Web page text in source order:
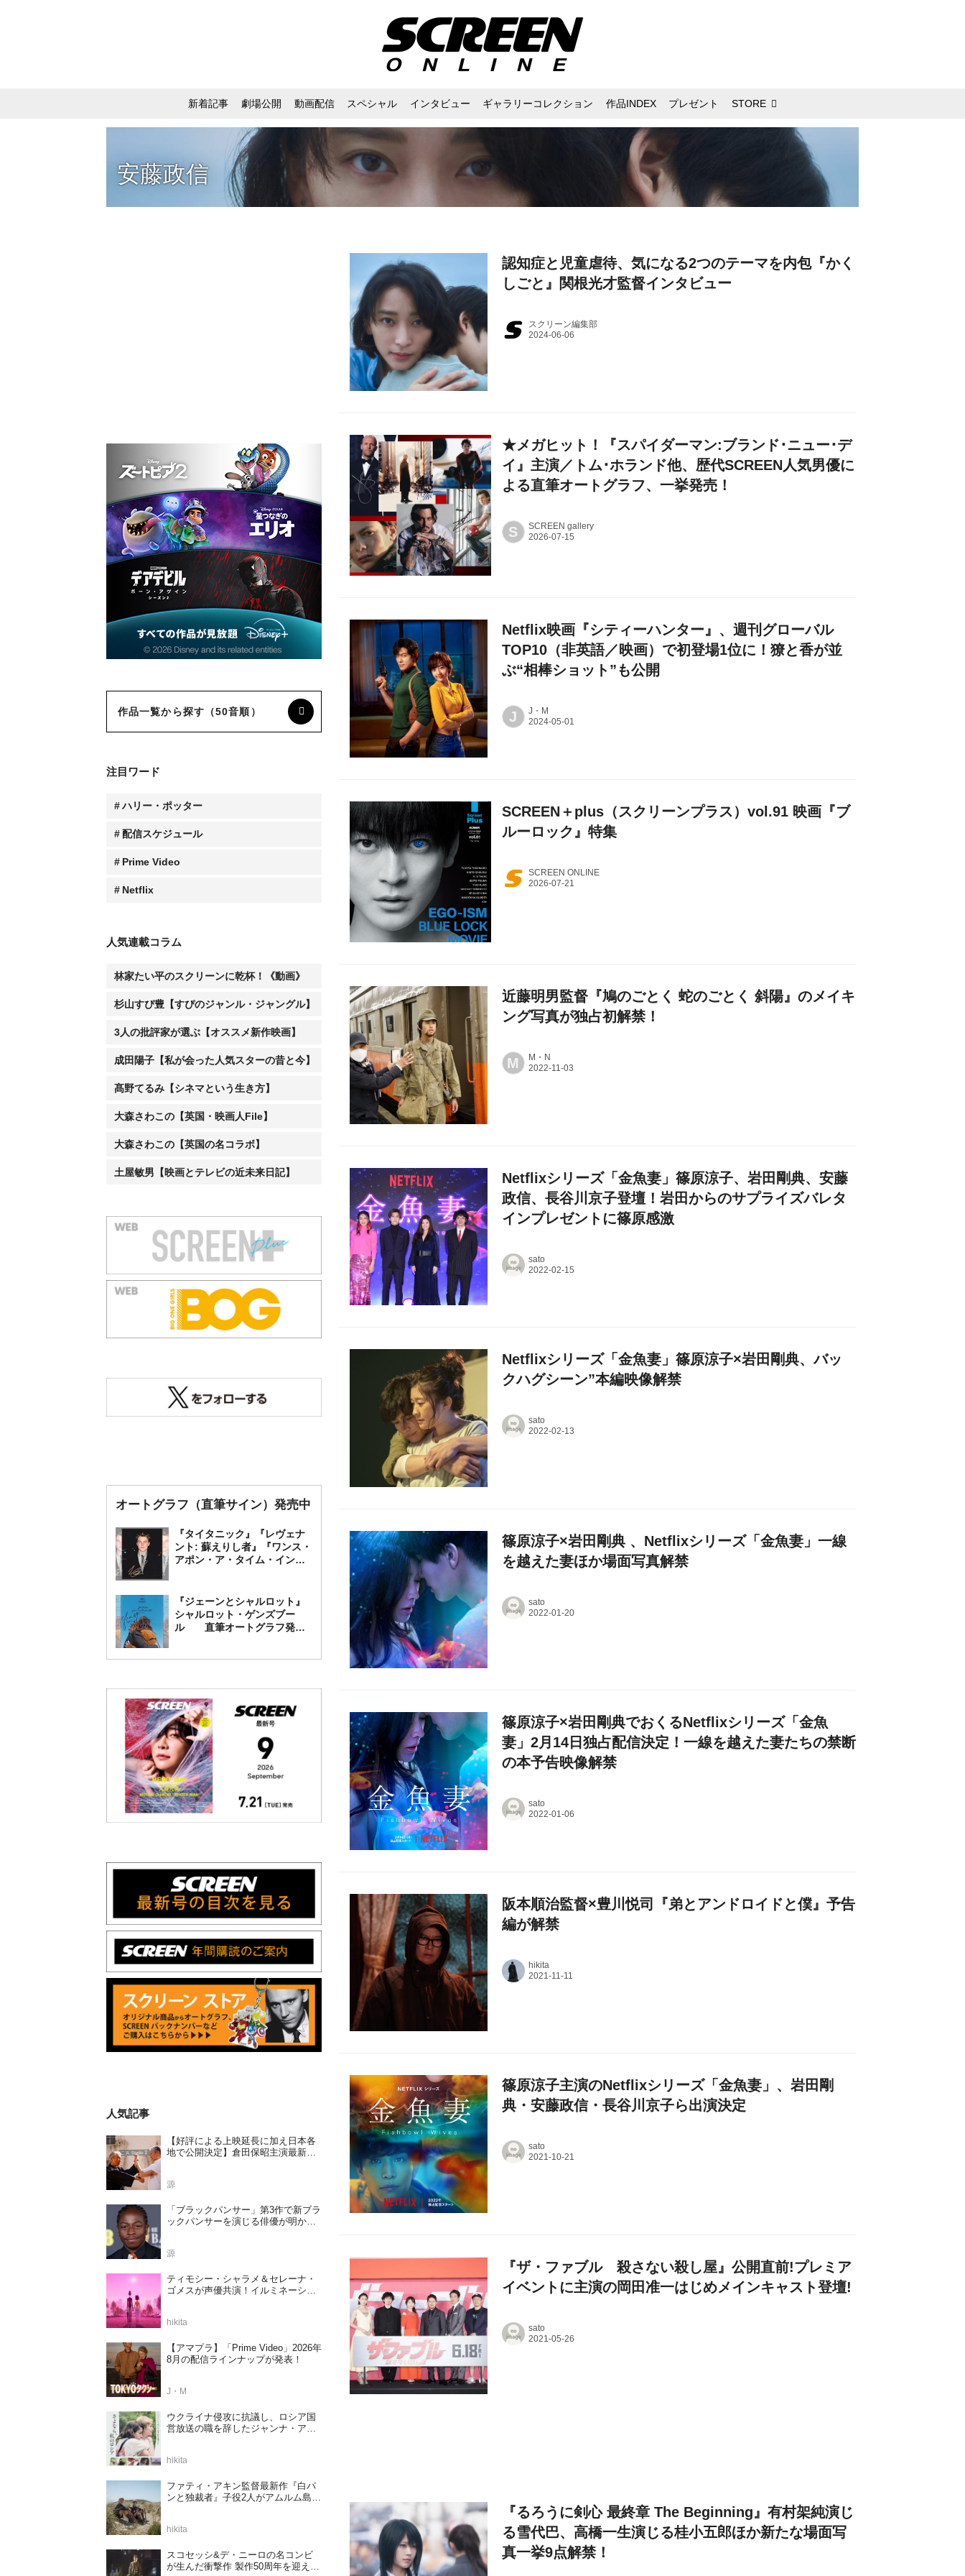
新着記事 劇場公開 動画配信 スペシャル インタビュー ギャラリーコレクション 作品INDEX プレゼント STORE
安藤政信
認知症と児童虐待、気になる2つのテーマを内包『かく
しごと』関根光才監督インタビュー
スクリーン編集部
★メガヒット！『スパイダーマン:ブランド･ニュー･デ
イ』主演／トム･ホランド他、歴代SCREEN人気男優に
よる直筆オートグラフ、一挙発売！
S SCREEN gallery
Netflix映画『シティーハンター』、週刊グローバル
TOP10（非英語／映画）で初登場1位に！獠と香が並
ぶ“相棒ショット”も公開
J J・M
SCREEN＋plus（スクリーンプラス）vol.91 映画『ブ
ルーロック』特集
SCREEN ONLINE
近藤明男監督『鳩のごとく 蛇のごとく 斜陽』のメイキ
ング写真が独占初解禁！
M M・N
Netflixシリーズ「金魚妻」篠原涼子、岩田剛典、安藤
政信、長谷川京子登壇！岩田からのサプライズバレタ
インプレゼントに篠原感激
sato
Netflixシリーズ「金魚妻」篠原涼子×岩田剛典、バッ
クハグシーン”本編映像解禁
sato
篠原涼子×岩田剛典 、Netflixシリーズ「金魚妻」一線
を越えた妻ほか場面写真解禁
sato
篠原涼子×岩田剛典でおくるNetflixシリーズ「金魚
妻」2月14日独占配信決定！一線を越えた妻たちの禁断
の本予告映像解禁
sato
阪本順治監督×豊川悦司『弟とアンドロイドと僕』予告
編が解禁
hikita
篠原涼子主演のNetflixシリーズ「金魚妻」、岩田剛
典・安藤政信・長谷川京子ら出演決定
sato
『ザ・ファブル 殺さない殺し屋』公開直前!プレミア
イベントに主演の岡田准一はじめメインキャスト登壇!
sato
『るろうに剣心 最終章 The Beginning』有村架純演じ
る雪代巴、高橋一生演じる桂小五郎ほか新たな場面写
真一挙9点解禁！
作品一覧から探す（50音順）
注目ワード
ハリー・ポッター
配信スケジュール
Prime Video
Netflix
人気連載コラム
林家たい平のスクリーンに乾杯！《動画》
杉山すぴ豊【すぴのジャンル・ジャングル】
3人の批評家が選ぶ【オススメ新作映画】
成田陽子【私が会った人気スターの昔と今】
髙野てるみ【シネマという生き方】
大森さわこの【英国・映画人File】
大森さわこの【英国の名コラボ】
土屋敏男【映画とテレビの近未来日記】
オートグラフ（直筆サイン）発売中
『タイタニック』『レヴェナ
ント: 蘇えりし者』『ワンス・
アポン・ア・タイム・イン・
フ発売中
『ジェーンとシャルロット』
シャルロット・ゲンズブー
ル 直筆オートグラフ発売
人気記事
【好評による上映延長に加え日本各
地で公開決定】倉田保昭主演最新作
源
「ブラックパンサー」第3作で新ブラ
ックパンサーを演じる俳優が明かさ
源
ティモシー・シャラメ＆セレーナ・
ゴメスが声優共演！イルミネーショ
定
hikita
【アマプラ】「Prime Video」2026年
8月の配信ラインナップが発表！
J・M
ウクライナ侵攻に抗議し、ロシア国
営放送の職を辞したジャンナ・アガ
決定
hikita
ファティ・アキン監督最新作『白パ
ンと独裁者』子役2人がアムルム島の
hikita
スコセッシ&デ・ニーロの名コンビ
が生んだ衝撃作 製作50周年を迎える